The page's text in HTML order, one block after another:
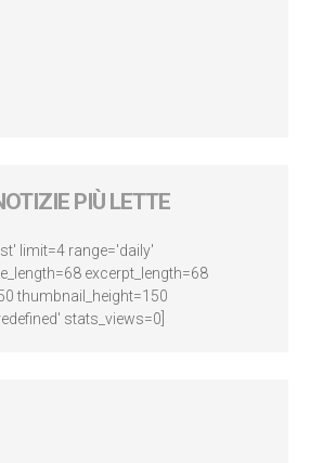
PIÙ LETTE
limit=4 range='daily'
excerpt_length=68
thumbnail_height=150
stats_views=0]